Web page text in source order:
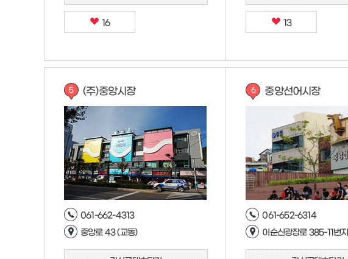
16 13
5 (주)중앙시장
061-662-4313
중앙로 43 (교동)
6 중앙선어시장
061-652-6314
이순신광장로 385-11번지